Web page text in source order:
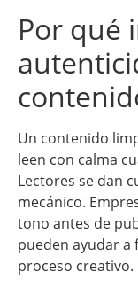
Por qué
Un contenido
leen con calma
Lectores se dan
mecánico.
tono antes de
pueden ayudar
proceso creativo.